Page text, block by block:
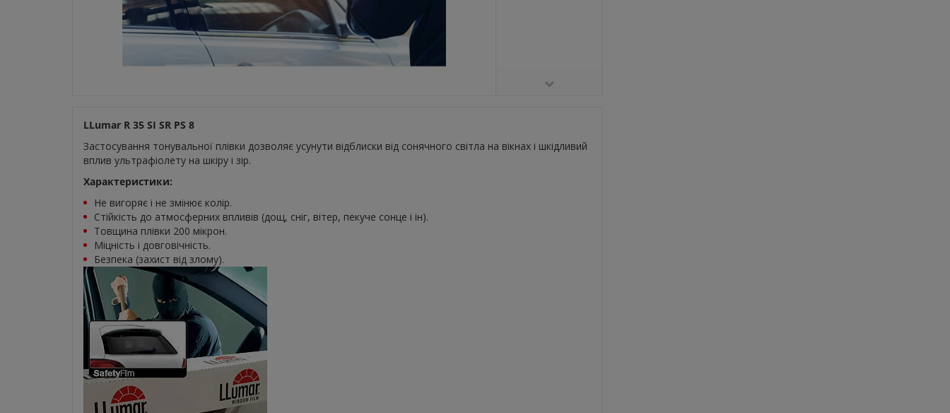
LLumar R 35 SI SR PS 8
Застосування тонувальної плівки дозволяє усунути відблиски від сонячного світла на вікнах і шкідливий
вплив ультрафіолету на шкіру і зір.
Характеристики:
Не вигоряє і не змінює колір.
Стійкість до атмосферних впливів (дощ, сніг, вітер, пекуче сонце і ін).
Товщина плівки 200 мікрон.
Міцність і довговічність.
Безпека (захист від злому).